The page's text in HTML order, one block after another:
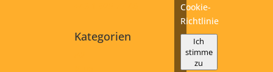
Kategorien
Cookie-
Richtlinie
Ich
stimme
zu